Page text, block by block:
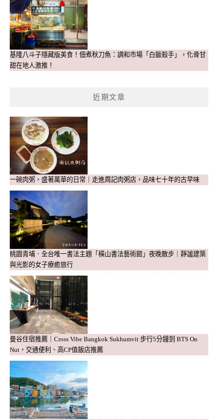
基隆八斗子隱藏版美食！佃煮秋刀魚：調和市場「白飯殺手」，化骨甘
甜在地人激推！
近期文章
一碗肉粥，盛著萬華的日常｜走進周記肉粥店，品味七十年的古早味
桃園青埔．全台唯一書法主題「橫山書法藝術館」夜晚散步｜靜謐建築
與光影的女子療癒旅行
曼谷住宿推薦｜Cross Vibe Bangkok Sukhumvit 步行5分鐘到 BTS On
Nut，交通便利、高CP值飯店推薦